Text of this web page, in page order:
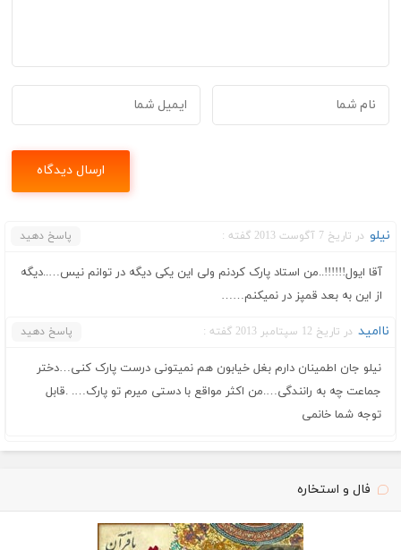
نیلو در تاریخ 7 آگوست 2013 گفته : پاسخ دهید
آقا ایول!!!!!!..من استاد پارک کردنم ولی این یکی دیگه در توانم نیس…..دیگه
از این به بعد قمپز در نمیکنم……
ناامید در تاریخ 12 سپتامبر 2013 گفته : پاسخ دهید
نیلو جان اطمینان دارم بغل خیابون هم نمیتونی درست پارک کنی…دختر
جماعت چه به رانندگی….من اکثر مواقع با دستی میرم تو پارک…. .قابل
توجه شما خانمی
فال و استخاره